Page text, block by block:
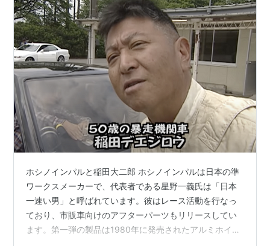
ホシノインパルと稲田大二郎 ホシノインパルは日本の準
ワークスメーカーで、代表者である星野一義氏は「日本
一速い男」と呼ばれています。彼はレース活動を行なっ
ており、市販車向けのアフターパーツもリリースしてい
ます。第一弾の製品は1980年に発売されたアルミホイー